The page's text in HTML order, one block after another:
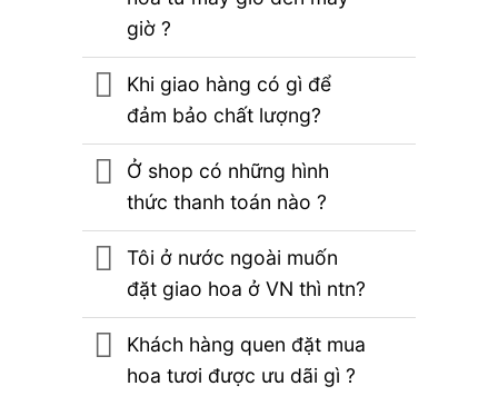
giờ ?
Khi giao hàng có gì để
đảm bảo chất lượng?
Ở shop có những hình
thức thanh toán nào ?
Tôi ở nước ngoài muốn
đặt giao hoa ở VN thì ntn?
Khách hàng quen đặt mua
hoa tươi được ưu dãi gì ?